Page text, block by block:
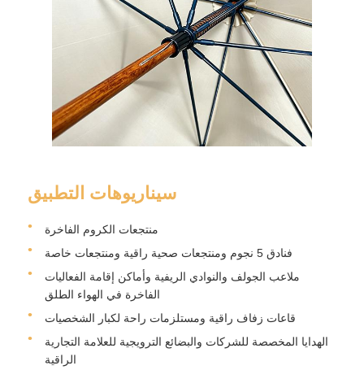
مظلات مقاومة للأشعة فوق البنفسجية
مظلات اطفال
مظلات الشاطئ
سيناريوهات التطبيق
منتجعات الكروم الفاخرة
فنادق 5 نجوم ومنتجعات صحية راقية ومنتجعات خاصة
ملاعب الجولف والنوادي الريفية وأماكن إقامة الفعاليات
الفاخرة في الهواء الطلق
قاعات زفاف راقية ومستلزمات راحة لكبار الشخصيات
الهدايا المخصصة للشركات والبضائع الترويجية للعلامة التجارية
الراقية